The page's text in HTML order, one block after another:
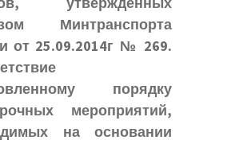
Минтранспорта
от 25.09.2014г № 269.
порядку
мероприятий,
на основании